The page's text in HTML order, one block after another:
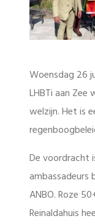
Woensdag 26
LHBTi aan
welzijn. Het is
De voordracht
ambassadeurs
ANBO. Roze
Reinaldahuis